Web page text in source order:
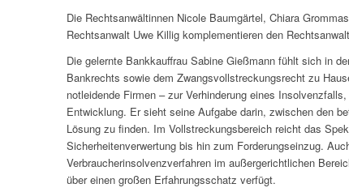
Die Rechtsanwältinnen Nicole Baumgärtel, Chiara
Rechtsanwalt Uwe Killig komplementieren den
Die gelernte Bankkauffrau Sabine Gießmann fühlt sich in
Bankrechts sowie dem Zwangsvollstreckungsrecht zu
notleidende Firmen – zur Verhinderung eines
Entwicklung. Er sieht seine Aufgabe darin, zwischen den
Lösung zu finden. Im Vollstreckungsbereich reicht das
Sicherheitenverwertung bis hin zum Forderungseinzug.
Verbraucherinsolvenzverfahren im außergerichtlichen
über einen großen Erfahrungsschatz verfügt.